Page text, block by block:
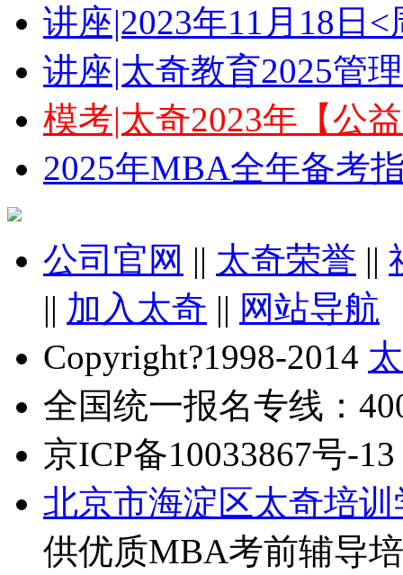
讲座|2023年11月18日
讲座|太奇教育2025管
模考|太奇2023年【公
2025年MBA全年备考
公司官网 || 太奇荣誉 ||
|| 加入太奇 || 网站导航
Copyright?1998-2014
全国统一报名专线：
京ICP备10033867号-13
北京市海淀区太奇培训
供优质MBA考前辅导